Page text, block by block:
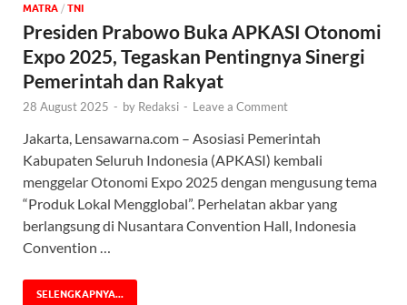
MATRA / TNI
Presiden Prabowo Buka APKASI Otonomi
Expo 2025, Tegaskan Pentingnya Sinergi
Pemerintah dan Rakyat
28 August 2025 - by Redaksi - Leave a Comment
Jakarta, Lensawarna.com – Asosiasi Pemerintah
Kabupaten Seluruh Indonesia (APKASI) kembali
menggelar Otonomi Expo 2025 dengan mengusung tema
“Produk Lokal Mengglobal”. Perhelatan akbar yang
berlangsung di Nusantara Convention Hall, Indonesia
Convention …
SELENGKAPNYA...